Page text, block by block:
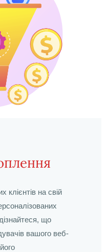
клієнтів на свій
що
вашого веб-